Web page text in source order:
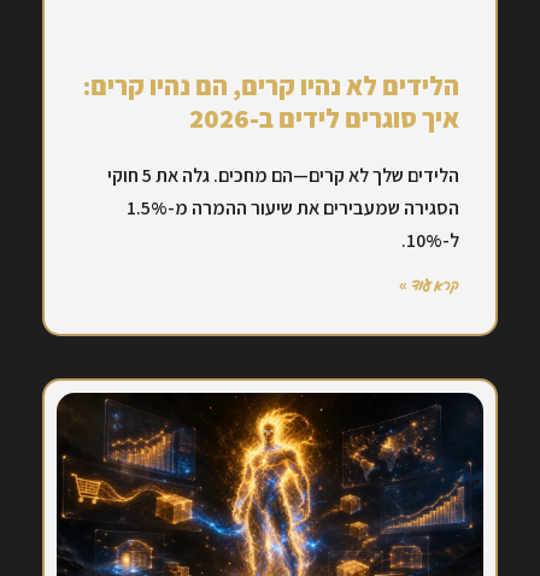
הלידים לא נהיו קרים, הם נהיו קרים:
איך סוגרים לידים ב-2026
הלידים שלך לא קרים—הם מחכים. גלה את 5 חוקי
הסגירה שמעבירים את שיעור ההמרה מ-1.5%
ל-10%.
קרא עוד »